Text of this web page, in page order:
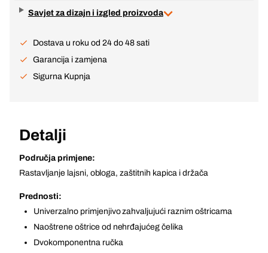
Savjet za dizajn i izgled proizvoda
Dostava u roku od 24 do 48 sati
Garancija i zamjena
Sigurna Kupnja
Detalji
Područja primjene:
Rastavljanje lajsni, obloga, zaštitnih kapica i držača
Prednosti:
Univerzalno primjenjivo zahvaljujući raznim oštricama
Naoštrene oštrice od nehrđajućeg čelika
Dvokomponentna ručka